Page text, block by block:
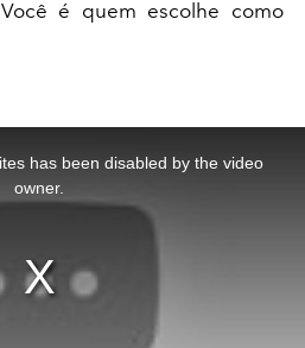
é quem escolhe como
has been disabled by the video
owner.